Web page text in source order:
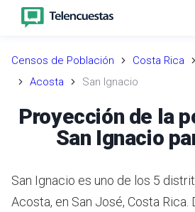
Censos de Población Costa Rica
Acosta
San Ignacio
Proyección de la
San Ignacio
San Ignacio es uno de los 5
Acosta, en San José, Costa Rica.